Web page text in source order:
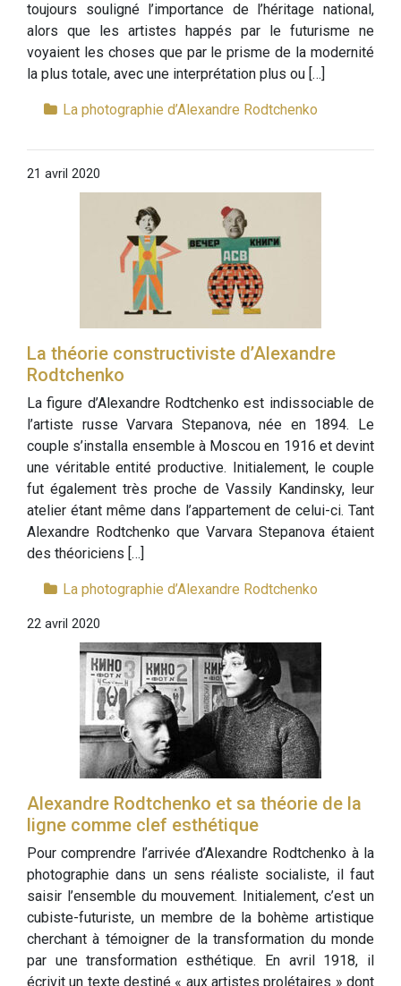
toujours souligné l’importance de l’héritage national,
alors que les artistes happés par le futurisme ne
voyaient les choses que par le prisme de la modernité
la plus totale, avec une interprétation plus ou […]
La photographie d’Alexandre Rodtchenko
21 avril 2020
La théorie constructiviste d’Alexandre
Rodtchenko
La figure d’Alexandre Rodtchenko est indissociable de
l’artiste russe Varvara Stepanova, née en 1894. Le
couple s’installa ensemble à Moscou en 1916 et devint
une véritable entité productive. Initialement, le couple
fut également très proche de Vassily Kandinsky, leur
atelier étant même dans l’appartement de celui-ci. Tant
Alexandre Rodtchenko que Varvara Stepanova étaient
des théoriciens […]
La photographie d’Alexandre Rodtchenko
22 avril 2020
Alexandre Rodtchenko et sa théorie de la
ligne comme clef esthétique
Pour comprendre l’arrivée d’Alexandre Rodtchenko à la
photographie dans un sens réaliste socialiste, il faut
saisir l’ensemble du mouvement. Initialement, c’est un
cubiste-futuriste, un membre de la bohème artistique
cherchant à témoigner de la transformation du monde
par une transformation esthétique. En avril 1918, il
écrivit un texte destiné « aux artistes prolétaires » dont